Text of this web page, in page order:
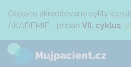
Objevte akreditované cykly
AKADEMIE - přidán VII. cyklus.